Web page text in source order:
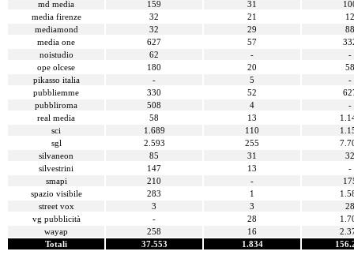
md media
159 31
media firenze
32 21
12
mediamond
32 29
88
media one
627 57
noistudio
62 -
-
ope olcese
180 20
58
pikasso italia
- 5
-
pubbliemme
330 52
pubbliroma
508 4
-
real media
58 13
sci
1.689 110
sgl
2.593 255
silvaneon
85 31
32
silvestrini
147 13
-
smapi
210 -
spazio visibile
283 1
street vox
3 3
28
vg pubblicità
- 28
wayap
258 16
Totali
37.553 1.834